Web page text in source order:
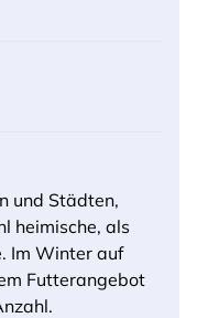
und Städten,
heimische, als
Im Winter auf
Futterangebot